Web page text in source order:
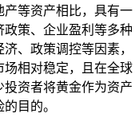
等资产相比，具有一
策、企业盈利等多种
、政策调控等因素，
相对稳定，且在全球
资者将黄金作为资产
目的。